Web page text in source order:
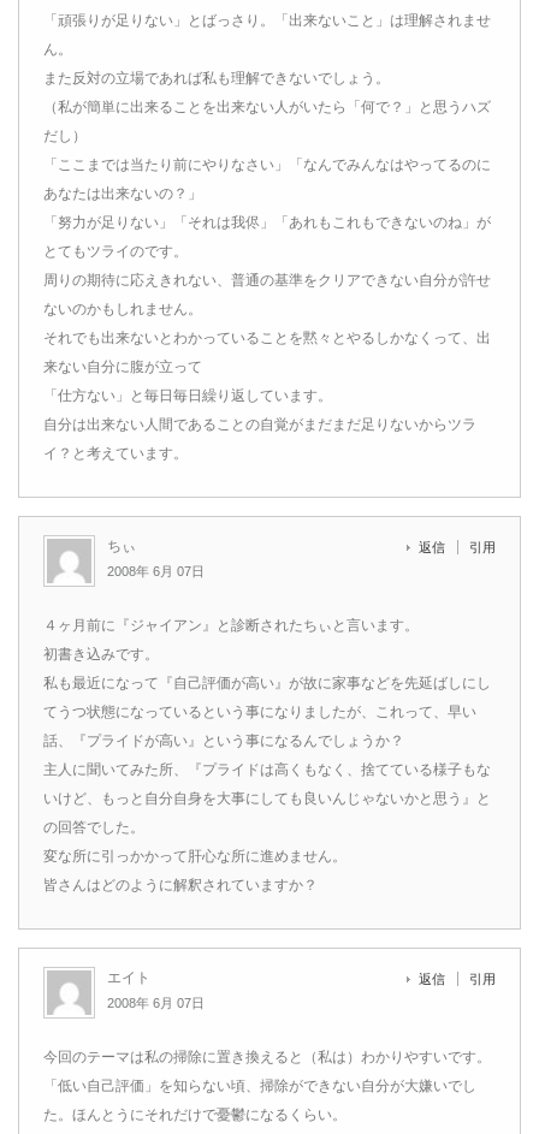
「頑張りが足りない」とばっさり。「出来ないこと」は理解されませ
ん。
また反対の立場であれば私も理解できないでしょう。
（私が簡単に出来ることを出来ない人がいたら「何で？」と思うハズ
だし）
「ここまでは当たり前にやりなさい」「なんでみんなはやってるのに
あなたは出来ないの？」
「努力が足りない」「それは我侭」「あれもこれもできないのね」が
とてもツライのです。
周りの期待に応えきれない、普通の基準をクリアできない自分が許せ
ないのかもしれません。
それでも出来ないとわかっていることを黙々とやるしかなくって、出
来ない自分に腹が立って
「仕方ない」と毎日毎日繰り返しています。
自分は出来ない人間であることの自覚がまだまだ足りないからツラ
イ？と考えています。
ちぃ
2008年 6月 07日
返信 引用
４ヶ月前に『ジャイアン』と診断されたちぃと言います。
初書き込みです。
私も最近になって『自己評価が高い』が故に家事などを先延ばしにし
てうつ状態になっているという事になりましたが、これって、早い
話、『プライドが高い』という事になるんでしょうか？
主人に聞いてみた所、『プライドは高くもなく、捨てている様子もな
いけど、もっと自分自身を大事にしても良いんじゃないかと思う』と
の回答でした。
変な所に引っかかって肝心な所に進めません。
皆さんはどのように解釈されていますか？
エイト
2008年 6月 07日
返信 引用
今回のテーマは私の掃除に置き換えると（私は）わかりやすいです。
「低い自己評価」を知らない頃、掃除ができない自分が大嫌いでし
た。ほんとうにそれだけで憂鬱になるくらい。